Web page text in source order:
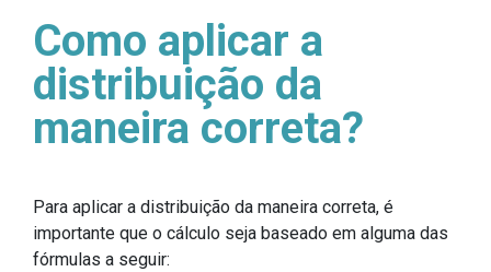
Como aplicar a
distribuição da
maneira correta?
Para aplicar a distribuição da maneira correta, é
importante que o cálculo seja baseado em alguma das
fórmulas a seguir: